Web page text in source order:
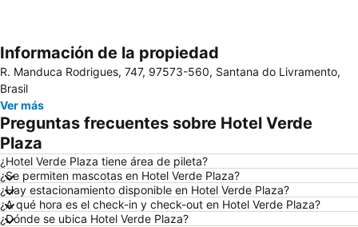
Ampliar mapa
Información de la propiedad
R. Manduca Rodrigues, 747, 97573-560, Santana do Livramento,
Brasil
Ver más
Preguntas frecuentes sobre Hotel Verde
Plaza
¿Hotel Verde Plaza tiene área de pileta?
¿Se permiten mascotas en Hotel Verde Plaza?
¿Hay estacionamiento disponible en Hotel Verde Plaza?
¿A qué hora es el check-in y check-out en Hotel Verde Plaza?
¿Dónde se ubica Hotel Verde Plaza?